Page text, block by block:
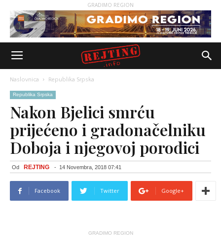
GRADIMO REGION
Naslovnica Republika Srpska
Republika Srpska
Nakon Bjelici smrću
prijećeno i gradonačelniku
Doboja i njegovoj porodici
Od REJTING - 14 Novembra, 2018 07:41
Facebook Twitter Google+
GRADIMO REGION